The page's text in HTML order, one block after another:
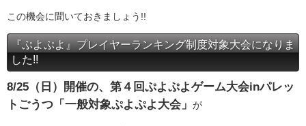
この機会に聞いておきましょう!!
『ぷよぷよ』プレイヤーランキング制度対象大会になりま
した!!
8/25（日）開催の、第４回ぷよぷよゲーム大会inパレッ
トごうつ「一般対象ぷよぷよ大会」 が